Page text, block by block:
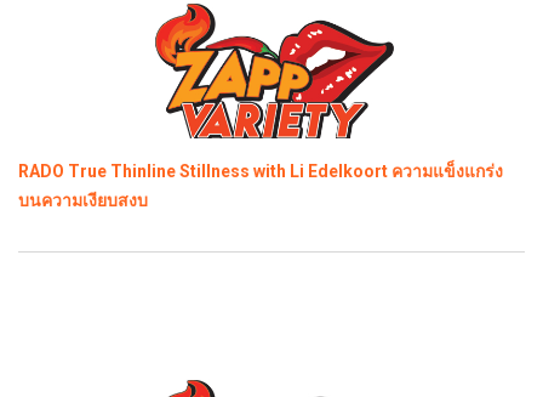
RADO True Thinline Stillness with Li Edelkoort ความแข็งแกร่ง
บนความเงียบสงบ